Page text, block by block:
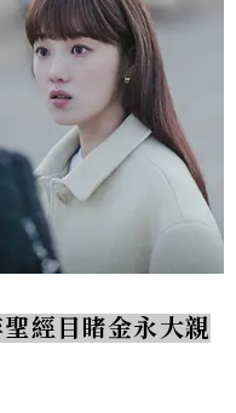
經目睹金永大親